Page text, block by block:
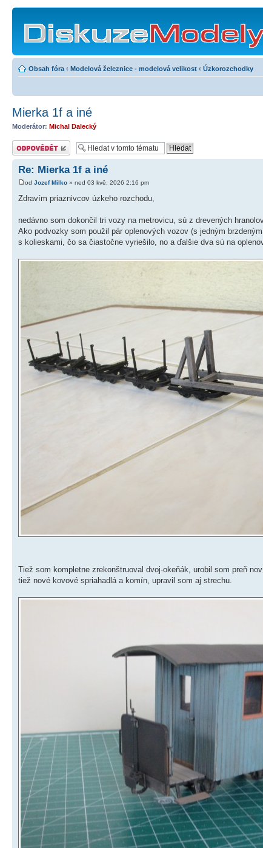
Obsah fóra ‹ Modelová železnice - modelová velikost ‹ Úzkorozchodky
Mierka 1f a iné
Moderátor: Michal Dalecký
Odeslat odpověď
Re: Mierka 1f a iné
od Jozef Milko » ned 03 kvě, 2026 2:16 pm
Zdravím priaznivcov úzkeho rozchodu,
nedávno som dokončil tri vozy na metrovicu, sú z drevených
Ako podvozky som použil pár oplenových vozov (s jedným
s kolieskami, čo sa čiastočne vyriešilo, no a ďalšie dva sú na
Tiež som kompletne zrekonštruoval dvoj-okeňák, urobil som preň
tiež nové kovové spriahadlá a komín, upravil som aj strechu.